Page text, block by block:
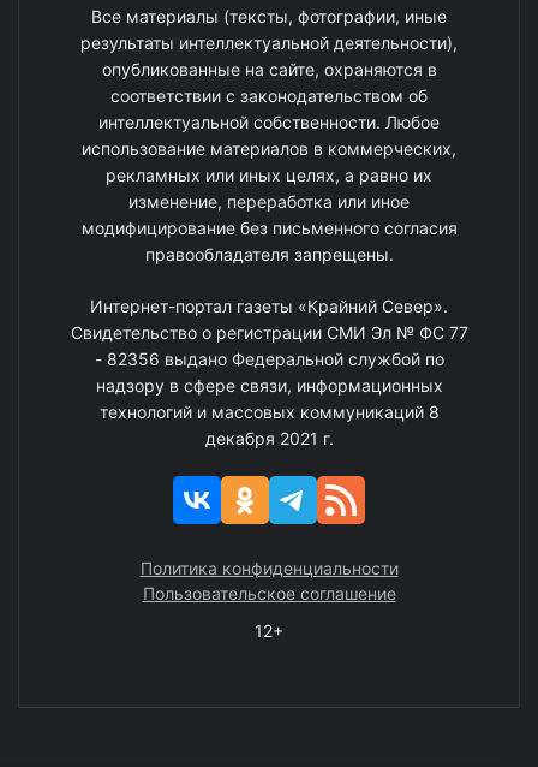
Все материалы (тексты, фотографии, иные
результаты интеллектуальной деятельности),
опубликованные на сайте, охраняются в
соответствии с законодательством об
интеллектуальной собственности. Любое
использование материалов в коммерческих,
рекламных или иных целях, а равно их
изменение, переработка или иное
модифицирование без письменного согласия
правообладателя запрещены.
Интернет-портал газеты «Крайний Север».
Свидетельство о регистрации СМИ Эл № ФС 77
- 82356 выдано Федеральной службой по
надзору в сфере связи, информационных
технологий и массовых коммуникаций 8
декабря 2021 г.
Политика конфиденциальности
Пользовательское соглашение
12+